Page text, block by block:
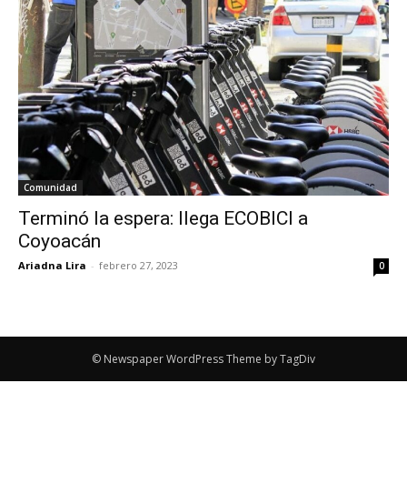
Comunidad
Terminó la espera: llega ECOBICI a
Coyoacán
Ariadna Lira - febrero 27, 2023 0
© Newspaper WordPress Theme by TagDiv